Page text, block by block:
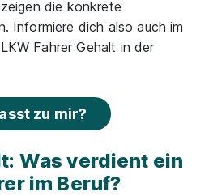
die konkrete
Informiere dich also auch im
Fahrer Gehalt in der
zu mir?
Was verdient ein
im Beruf?